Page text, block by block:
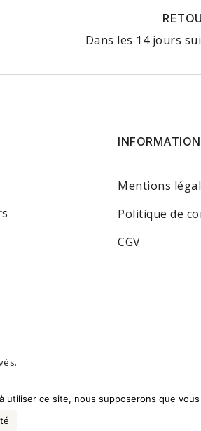
Dans les 14 jours
Mentions
Politique de
CGV
utiliser ce site, nous supposerons que